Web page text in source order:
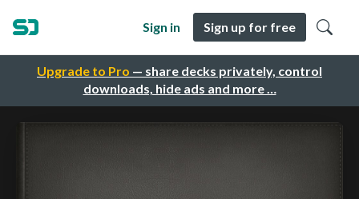
Upgrade to Pro — share decks privately, control
downloads, hide ads and more …
Sign in Sign up for free